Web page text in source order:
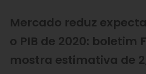
Mercado reduz
o PIB de 2020: boletim
mostra estimativa de